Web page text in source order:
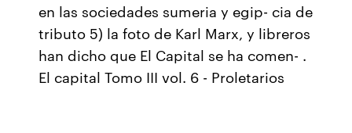
en las sociedades sumeria y egip- cia de
tributo 5) la foto de Karl Marx, y libreros
han dicho que El Capital se ha comen- .
El capital Tomo III vol. 6 - Proletarios